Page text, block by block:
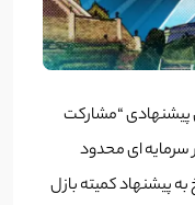
پیشنهادی “مشارکت
سرمایه ای محدود
به پیشنهاد کمیته بازل